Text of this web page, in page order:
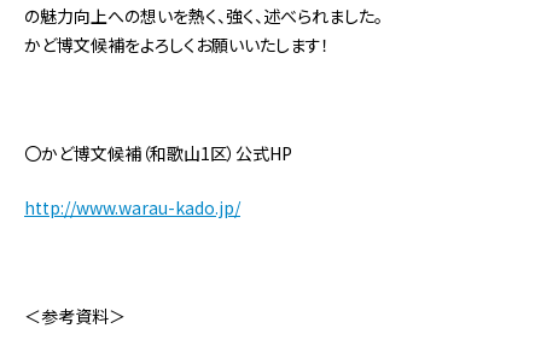
の魅力向上への想いを熱く、強く、述べられました。
かど博文候補をよろしくお願いいたします！
〇かど博文候補（和歌山1区）公式HP
http://www.warau-kado.jp/
＜参考資料＞